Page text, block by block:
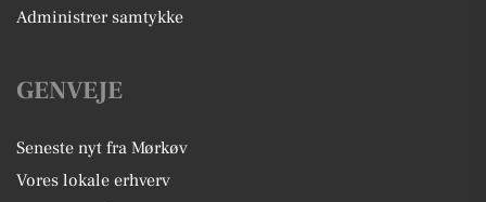
Administrer samtykke
GENVEJE
Seneste nyt fra Mørkøv
Vores lokale erhverv